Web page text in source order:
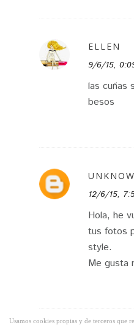
ELLEN
9/6/15,
las cuñas
besos
12/6/15,
Hola, he
tus fotos
style.
Me gusta
Usamos cookies propias y de terceros que